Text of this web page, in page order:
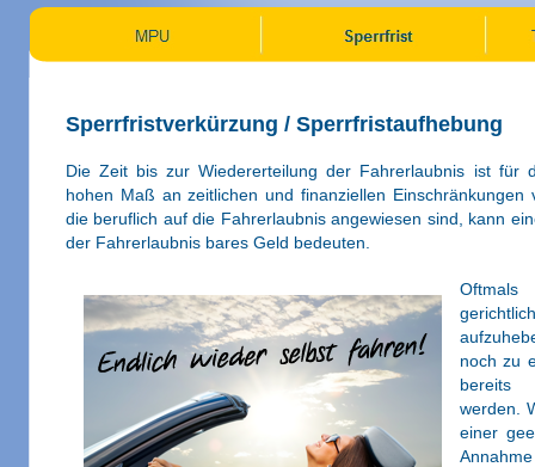
Sperrfristverkürzung / Sperrfristaufhebung
Die Zeit bis zur Wiedererteilung der Fahrerlaubnis ist für
hohen Maß an zeitlichen und finanziellen
die beruflich auf die Fahrerlaubnis angewiesen sind, kann
der Fahrerlaubnis bares Geld bedeuten.
noch zu
bereits
werden.
einer